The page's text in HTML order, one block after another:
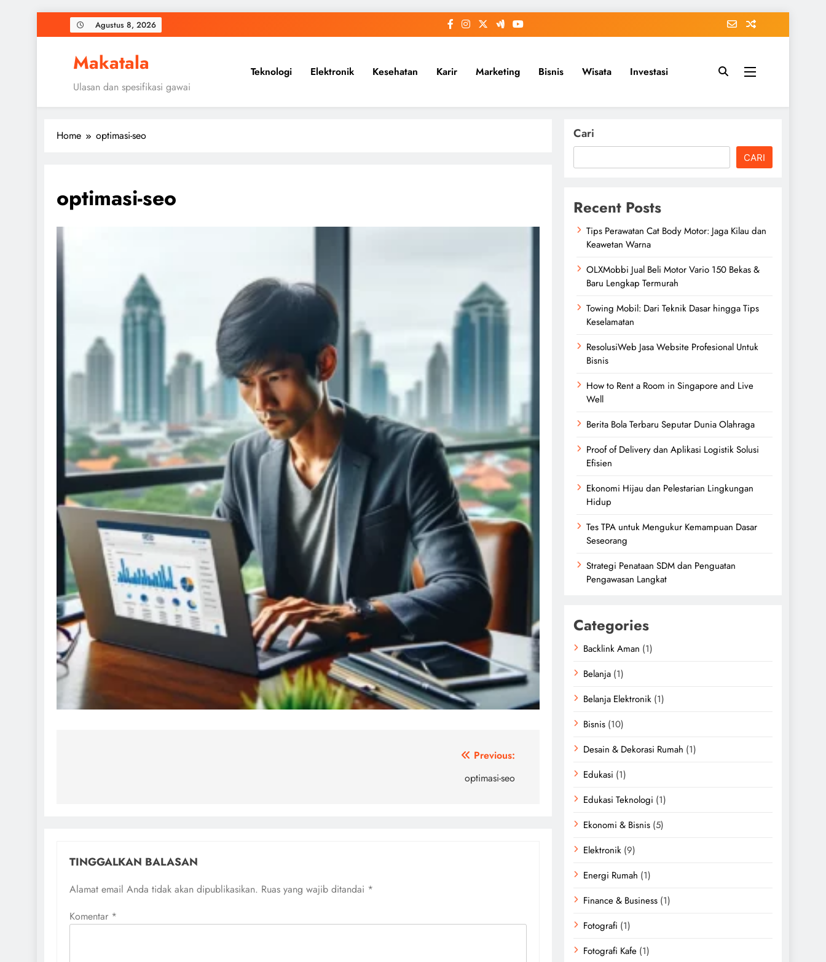
to
Agustus 8, 2026
Makatala
Ulasan dan spesifikasi gawai
Teknologi Elektronik Kesehatan Karir Marketing Bisnis Wisata Investasi
Home optimasi-seo
optimasi-seo
Previous:
optimasi-seo
TINGGALKAN BALASAN
Alamat email Anda tidak akan dipublikasikan. Ruas yang wajib ditandai *
Komentar *
Cari
CARI
Recent Posts
Tips Perawatan Cat Body Motor: Jaga Kilau dan
Keawetan Warna
OLXMobbi Jual Beli Motor Vario 150 Bekas &
Baru Lengkap Termurah
Towing Mobil: Dari Teknik Dasar hingga Tips
Keselamatan
ResolusiWeb Jasa Website Profesional Untuk
Bisnis
How to Rent a Room in Singapore and Live
Well
Berita Bola Terbaru Seputar Dunia Olahraga
Proof of Delivery dan Aplikasi Logistik Solusi
Efisien
Ekonomi Hijau dan Pelestarian Lingkungan
Hidup
Tes TPA untuk Mengukur Kemampuan Dasar
Seseorang
Strategi Penataan SDM dan Penguatan
Pengawasan Langkat
Categories
Backlink Aman (1)
Belanja (1)
Belanja Elektronik (1)
Bisnis (10)
Desain & Dekorasi Rumah (1)
Edukasi (1)
Edukasi Teknologi (1)
Ekonomi & Bisnis (5)
Elektronik (9)
Energi Rumah (1)
Finance & Business (1)
Fotografi (1)
Fotografi Kafe (1)